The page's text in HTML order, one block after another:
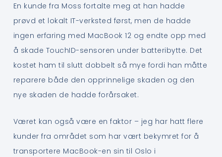
En kunde fra Moss fortalte meg at han hadde
prøvd et lokalt IT-verksted først, men de hadde
ingen erfaring med MacBook 12 og endte opp med
å skade TouchID-sensoren under batteribytte. Det
kostet ham til slutt dobbelt så mye fordi han måtte
reparere både den opprinnelige skaden og den
nye skaden de hadde forårsaket.
Været kan også være en faktor – jeg har hatt flere
kunder fra området som har vært bekymret for å
transportere MacBook-en sin til Oslo i